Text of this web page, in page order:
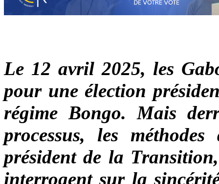
Le 12 avril 2025, les
pour une élection
régime Bongo. Mais
processus, les
président de la
interrogent sur la